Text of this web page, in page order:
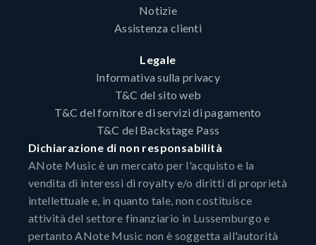
Notizie
Assistenza clienti
Legale
Informativa sulla privacy
T&C del sito web
T&C del fornitore di servizi di pagamento
T&C del Backstage Pass
Dichiarazione di non responsabilità
ANote Music è un mercato per l'acquisto e la
vendita di interessi di royalty e/o diritti di proprietà
intellettuale e, in quanto tale, non costituisce
attività del settore finanziario in Lussemburgo e
pertanto ANote Music non è soggetta all'autorità